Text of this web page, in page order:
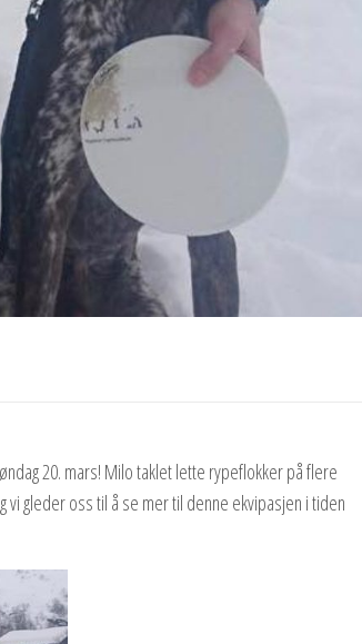
20. mars! Milo taklet lette rypeflokker på flere
gleder oss til å se mer til denne ekvipasjen i tiden